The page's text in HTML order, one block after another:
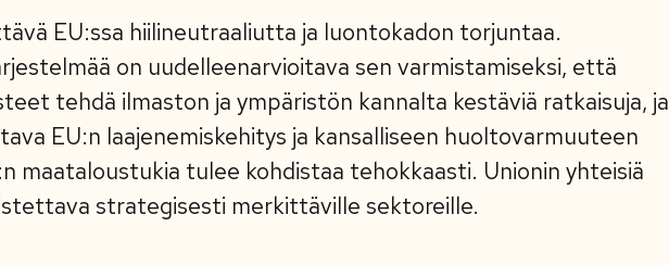
EU:ssa hiilineutraaliutta ja luontokadon torjuntaa.
on uudelleenarvioitava sen varmistamiseksi, että
tehdä ilmaston ja ympäristön kannalta kestäviä ratkaisuja, ja
EU:n laajenemiskehitys ja kansalliseen huoltovarmuuteen
maataloustukia tulee kohdistaa tehokkaasti. Unionin yhteisiä
strategisesti merkittäville sektoreille.